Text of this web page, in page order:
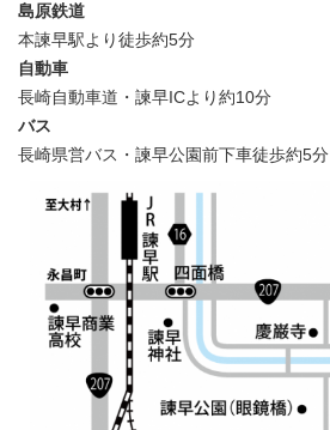
島原鉄道
本諫早駅より徒歩約5分
自動車
長崎自動車道・諫早ICより約10分
バス
長崎県営バス・諫早公園前下車徒歩約5分